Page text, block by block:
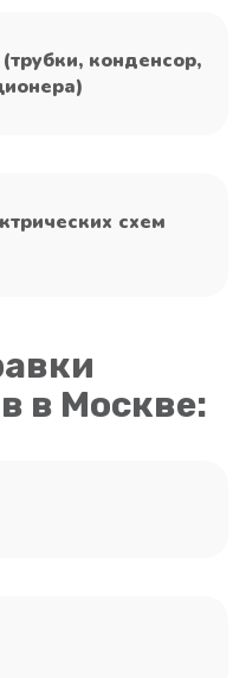
конденсор,
схем
в Москве: